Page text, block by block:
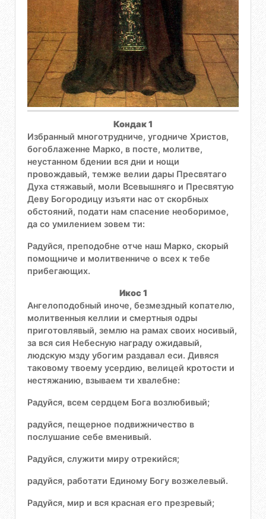
Кондак 1
Избранный многотрудниче, угодниче Христов,
богоблаженне Марко, в посте, молитве,
неустанном бдении вся дни и нощи
провождавый, темже велии дары Пресвятаго
Духа стяжавый, моли Всевышняго и Пресвятую
Деву Богородицу изъяти нас от скорбных
обстояний, подати нам спасение необоримое,
да со умилением зовем ти:
Радуйся, преподобне отче наш Марко, скорый
помощниче и молитвенниче о всех к тебе
прибегающих.
Икос 1
Ангелоподобный иноче, безмездный копателю,
молитвенныя келлии и смертныя одры
приготовлявый, землю на рамах своих носивый,
за вся сия Небесную награду ожидавый,
людскую мзду убогим раздавал еси. Дивяся
таковому твоему усердию, велицей кротости и
нестяжанию, взываем ти хвалебне:
Радуйся, всем сердцем Бога возлюбивый;
радуйся, пещерное подвижничество в
послушание себе вменивый.
Радуйся, служити миру отрекийся;
радуйся, работати Единому Богу возжелевый.
Радуйся, мир и вся красная его презревый;